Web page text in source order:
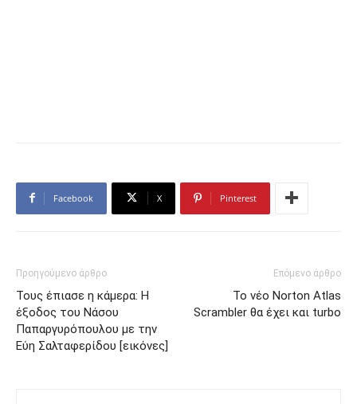
Facebook X Pinterest
Προηγούμενο άρθρο
Τους έπιασε η κάμερα: Η
έξοδος του Νάσου
Παπαργυρόπουλου με την
Εύη Σαλταφερίδου [εικόνες]
Επόμενο άρθρο
Το νέο Norton Atlas
Scrambler θα έχει και turbo